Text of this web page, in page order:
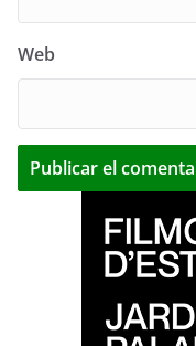
Web